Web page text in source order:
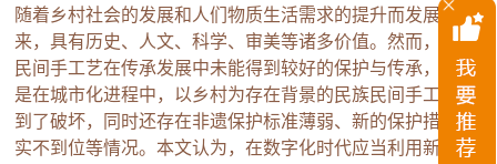
随着乡村社会的发展和人们物质生活需求的提升而发展起
来，具有历史、人文、科学、审美等诸多价值。然而，民族
民间手工艺在传承发展中未能得到较好的保护与传承，特别
是在城市化进程中，以乡村为存在背景的民族民间手工艺遭
到了破坏，同时还存在非遗保护标准薄弱、新的保护措施落
实不到位等情况。本文认为，在数字化时代应当利用新的技